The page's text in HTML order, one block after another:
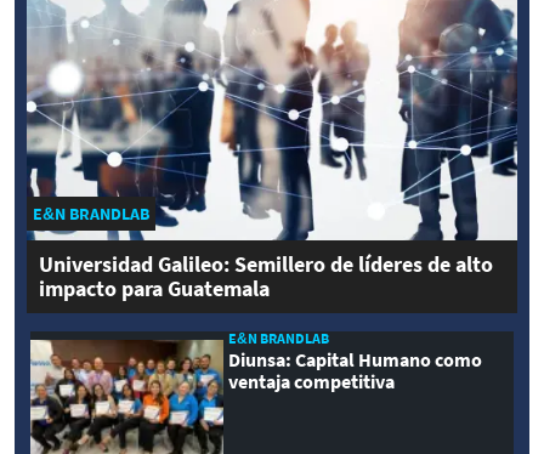
E&N BRANDLAB
Universidad Galileo: Semillero de líderes de alto
impacto para Guatemala
E&N BRANDLAB
Diunsa: Capital Humano como
ventaja competitiva